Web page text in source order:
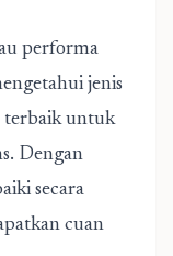
performa
jenis
terbaik untuk
Dengan
secara
cuan